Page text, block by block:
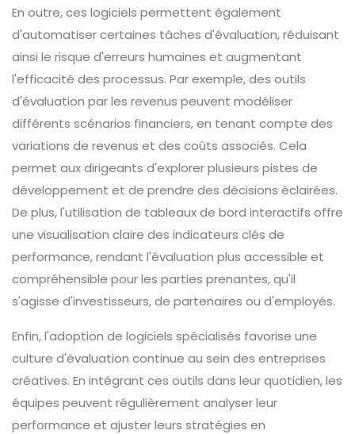
En outre, ces logiciels permettent également
d'automatiser certaines tâches d'évaluation, réduisant
ainsi le risque d'erreurs humaines et augmentant
l'efficacité des processus. Par exemple, des outils
d'évaluation par les revenus peuvent modéliser
différents scénarios financiers, en tenant compte des
variations de revenus et des coûts associés. Cela
permet aux dirigeants d'explorer plusieurs pistes de
développement et de prendre des décisions éclairées.
De plus, l'utilisation de tableaux de bord interactifs offre
une visualisation claire des indicateurs clés de
performance, rendant l'évaluation plus accessible et
compréhensible pour les parties prenantes, qu'il
s'agisse d'investisseurs, de partenaires ou d'employés.
Enfin, l'adoption de logiciels spécialisés favorise une
culture d'évaluation continue au sein des entreprises
créatives. En intégrant ces outils dans leur quotidien, les
équipes peuvent régulièrement analyser leur
performance et ajuster leurs stratégies en